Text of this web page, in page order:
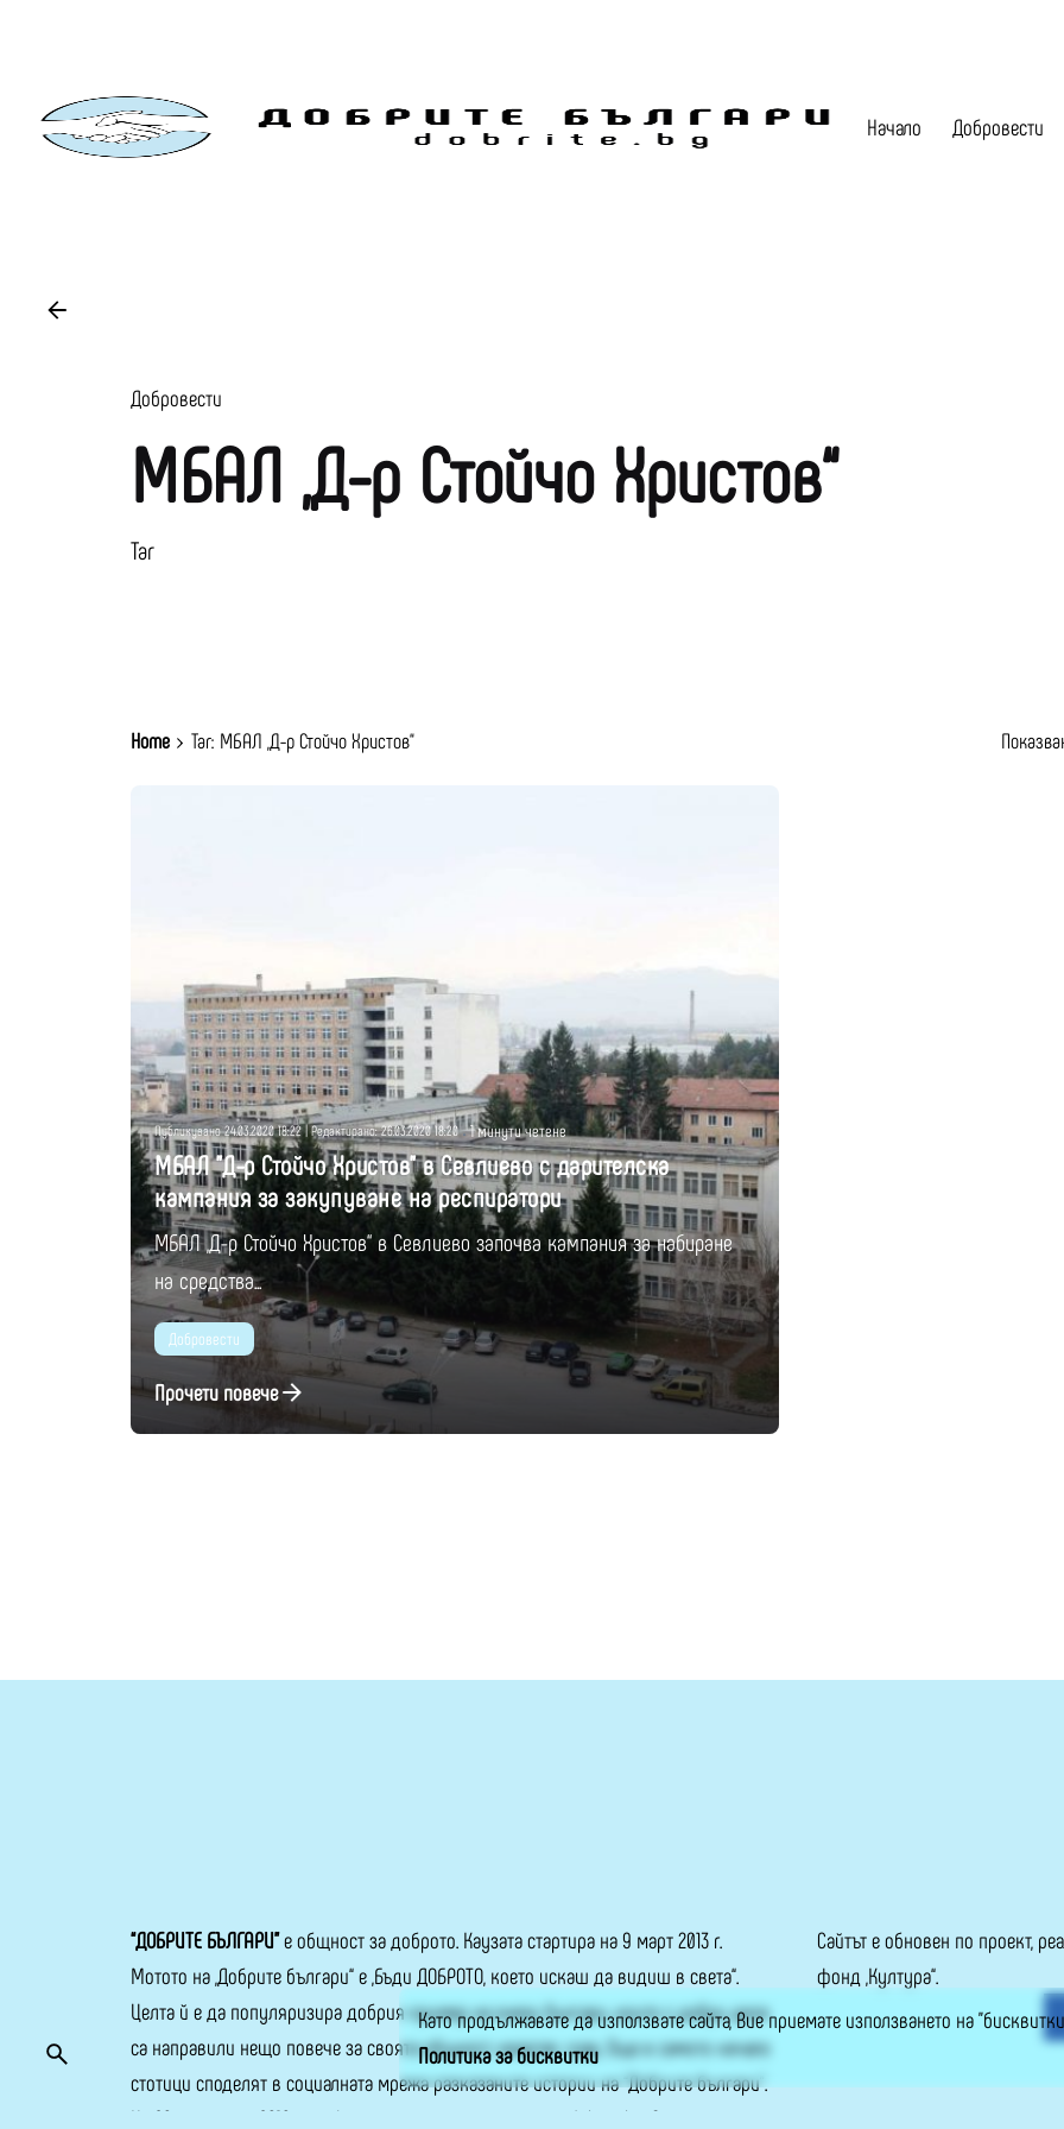
Начало Добровести
Добровести
МБАЛ „Д-р Стойчо Христов“
Таг
Home Таг: МБАЛ „Д-р Стойчо Христов“
Публикувано 24.03.2020 18:22 | Редактирано: 26.03.2020 18:20 1 минути четене
МБАЛ "Д-р Стойчо Христов" в Севлиево с дарителска
кампания за закупуване на респиратори
МБАЛ „Д-р Стойчо Христов“ в Севлиево започва кампания за набиране
на средства...
Добровести
Прочети повече
“ДОБРИТЕ БЪЛГАРИ”е общност за доброто. Каузата стартира на 9 март 2013 г.
Мотото на „Добрите българи“ е „Бъди ДОБРОТО, което искаш да видиш в света“.
Целта й е да популяризира добрия пример на онези българи, които с добри дела
са направили нещо повече за своята общност, квартал, град. Още в самото начало
стотици споделят в социалната мрежа разказаните истории на “Добрите българи”.
На 20 декември 2019 г. е официалният старт на медията dobrite.bg. Основна
Сайтът е обновен по проект,
фонд „Култура“.
Като продължавате да използвате сайта, Вие приемате използването на
Политика за бисквитки